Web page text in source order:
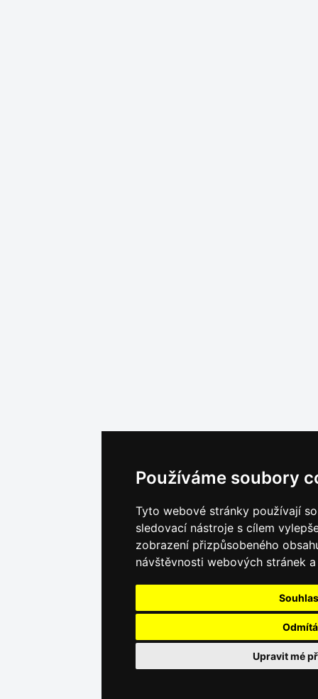
Používáme soubory
Tyto webové stránky používají
sledovací nástroje s cílem
zobrazení přizpůsobeného
návštěvnosti webových stránek
Upravit mé